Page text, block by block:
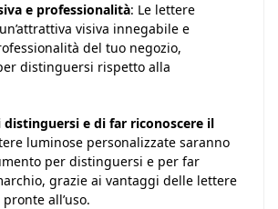
e professionalità: Le lettere
visiva innegabile e
del tuo negozio,
distinguersi rispetto alla
distinguersi e di far riconoscere il
luminose personalizzate saranno
per distinguersi e per far
grazie ai vantaggi delle lettere
all’uso.